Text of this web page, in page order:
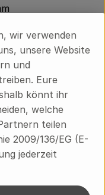
wir verwenden
unsere Website
und
Eure
könnt ihr
welche
teilen
2009/136/EG (E-
jederzeit